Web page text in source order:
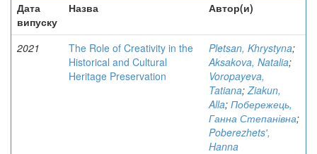
Дата
випуску
Назва Автор(и)
2021
The Role of Creativity in the
Historical and Cultural
Heritage Preservation
Pletsan, Khrystyna;
Aksakova, Natalia;
Voropayeva,
Tatiana;Ziakun,
Alla; Побережець,
Ганна Степанівна;
Poberezhetsʹ,
Hanna